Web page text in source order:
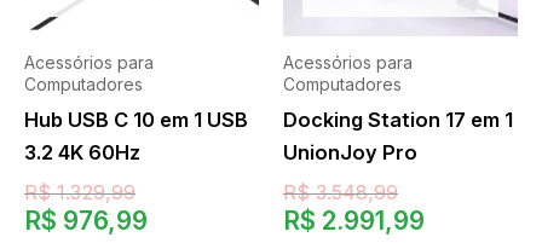
Acessórios para
Computadores
Hub USB C 10 em 1 USB
3.2 4K 60Hz
R$1.329,99
R$ 976,99
Acessórios para
Computadores
Docking Station 17 em 1
UnionJoy Pro
R$3.548,99
R$ 2.991,99